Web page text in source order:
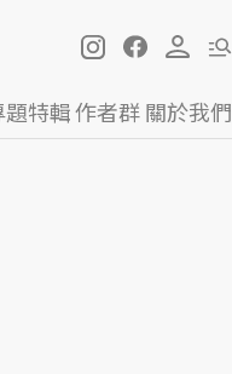
題特輯作者群關於我們